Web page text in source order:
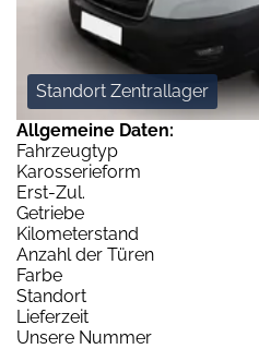
Standort Zentrallager
Allgemeine Daten:
Fahrzeugtyp
Karosserieform
Erst-Zul.
Getriebe
Kilometerstand
Anzahl der Türen
Farbe
Standort
Lieferzeit
Unsere Nummer